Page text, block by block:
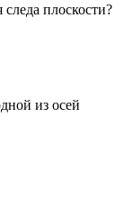
плоскости?
из осей